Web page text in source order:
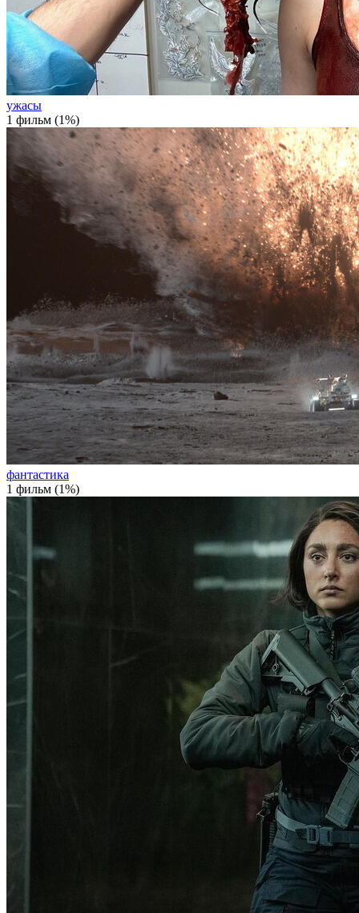
ужасы
1 фильм (1%)
фантастика
1 фильм (1%)